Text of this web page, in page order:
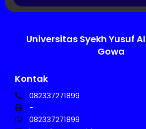
Universitas Syekh Yusuf
Gowa
Kontak
082337271899
-
082337271899